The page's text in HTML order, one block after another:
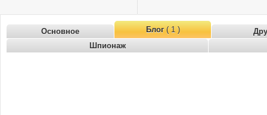
Основное Блог( 1 )
Шпионаж